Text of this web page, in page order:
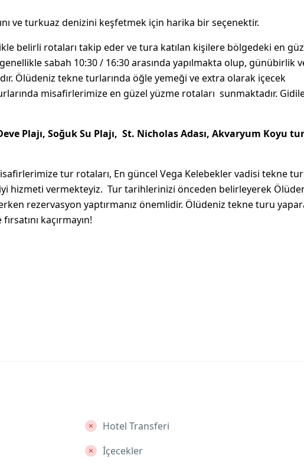
ve turkuaz denizini keşfetmek için harika bir seçenektir.
belirli rotaları takip eder ve tura katılan kişilere bölgedeki en
sabah 10:30 / 16:30 arasında yapılmakta olup, günübirlik
Ölüdeniz tekne turlarında öğle yemeği ve extra olarak içecek
misafirlerimize en güzel yüzme rotaları sunmaktadır.
Plajı, Soğuk Su Plajı, St. Nicholas Adası, Akvaryum Koyu
tur rotaları, En güncel Vega Kelebekler vadisi tekne
hizmeti vermekteyiz. Tur tarihlerinizi önceden belirleyerek
rezervasyon yaptırmanız önemlidir. Ölüdeniz tekne turu
kaçırmayın!
Hotel Transferi
İçecekler